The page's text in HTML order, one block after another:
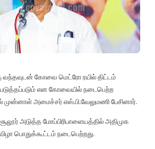
வந்தவுடன் கோவை மெட்ரோ ரயில் திட்டம்
என கோவையில் நடைபெற்ற
முன்னாள் அமைச்சர் எஸ்.பி.வேலுமணி பேசினார்.
அடுத்த மோப்பிரிபாளையத்தில் அதிமுக
விழா பொதுக்கூட்டம் நடைபெற்றது.